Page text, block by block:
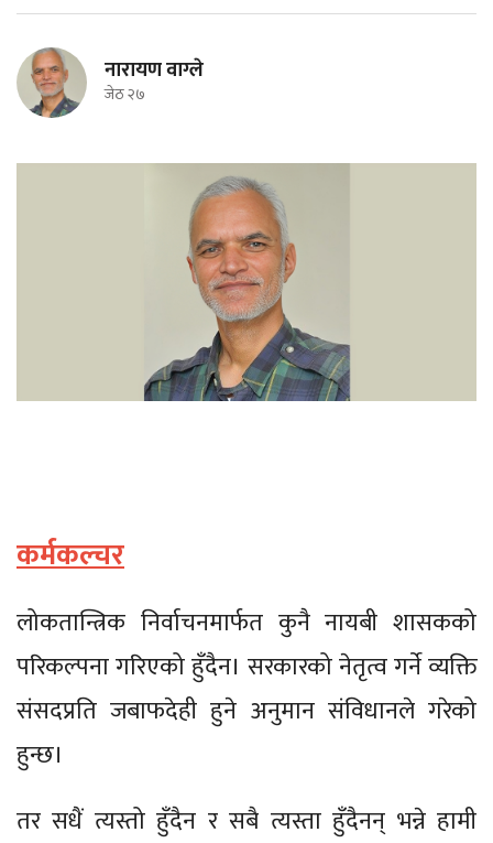
नारायण वाग्ले
जेठ २७
कर्मकल्चर
लोकतान्त्रिक निर्वाचनमार्फत कुनै नायबी शासकको
परिकल्पना गरिएको हुँदैन। सरकारको नेतृत्व गर्ने व्यक्ति
संसदप्रति जबाफदेही हुने अनुमान संविधानले गरेको
हुन्छ।
तर सधैं त्यस्तो हुँदैन र सबै त्यस्ता हुँदैनन् भन्ने हामी